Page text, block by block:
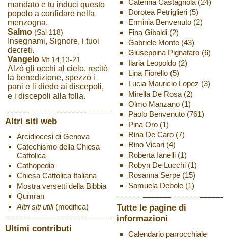
mandato e tu induci questo
popolo a confidare nella
menzogna.
Salmo (Sal 118)
Insegnami, Signore, i tuoi
decreti.
Vangelo Mt 14,13-21
Alzò gli occhi al cielo, recitò
la benedizione, spezzò i
pani e li diede ai discepoli,
e i discepoli alla folla.
Altri siti web
Arcidiocesi di Genova
Catechismo della Chiesa
Cattolica
Cathopedia
Chiesa Cattolica Italiana
Mostra versetti della Bibbia
Qumran
Altri siti utili (modifica)
Ultimi contributi
Caterina Castagnola(24)
Dorotea Petriglieri(5)
Erminia Benvenuto(2)
Fina Gibaldi(2)
Gabriele Monte(43)
Giuseppina Pignataro(6)
Ilaria Leopoldo(2)
Lina Fiorello(5)
Lucia Mauricio Lopez (3)
Mirella De Rosa(2)
Olmo Manzano(1)
Paolo Benvenuto(761)
Pina Oro(1)
Rina De Caro(7)
Rino Vicari(4)
Roberta Ianelli(1)
Robyn De Lucchi(1)
Rosanna Serpe(15)
Samuela Debole(1)
Tutte le pagine di
informazioni
Calendario parrocchiale